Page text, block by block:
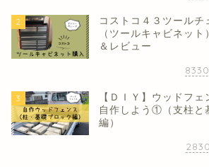
2
コストコ４３ツールチ
（ツールキャビネット
＆レビュー
3
【ＤＩＹ】ウッドフェ
自作しよう①（支柱と
編）